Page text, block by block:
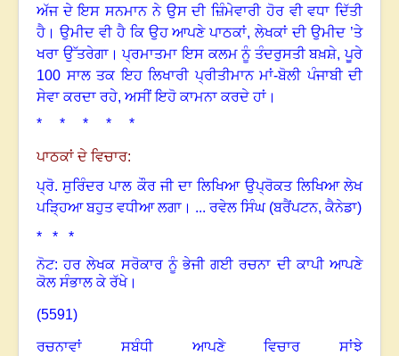
ਅੱਜ ਦੇ ਇਸ ਸਨਮਾਨ ਨੇ ਉਸ ਦੀ ਜ਼ਿੰਮੇਵਾਰੀ ਹੋਰ ਵੀ ਵਧਾ ਦਿੱਤੀ
ਹੈ । ਉਮੀਦ ਵੀ ਹੈ ਕਿ ਉਹ ਆਪਣੇ ਪਾਠਕਾਂ,ਲੇਖਕਾਂ ਦੀ ਉਮੀਦ ’ਤੇ
ਖਰਾ ਉੱਤਰੇਗਾ।ਪ੍ਰਮਾਤਮਾ ਇਸ ਕਲਮ ਨੂੰ ਤੰਦਰੁਸਤੀ ਬਖ਼ਸ਼ੇ,ਪੂਰੇ
100 ਸਾਲ ਤਕ ਇਹ ਲਿਖਾਰੀ ਪ੍ਰੀਤੀਮਾਨ ਮਾਂ-ਬੋਲੀ ਪੰਜਾਬੀ ਦੀ
ਸੇਵਾ ਕਰਦਾ ਰਹੇ, ਅਸੀਂ ਇਹੋ ਕਾਮਨਾ ਕਰਦੇ ਹਾਂ ।
* * * * *
ਪਾਠਕਾਂ ਦੇ ਵਿਚਾਰ:
ਪ੍ਰੋ. ਸੁਰਿੰਦਰ ਪਾਲ ਕੌਰ ਜੀ ਦਾ ਲਿਖਿਆ ਉਪ੍ਰੋਕਤ ਲਿਖਿਆ ਲੇਖ
ਪੜ੍ਹਿਆ ਬਹੁਤ ਵਧੀਆ ਲਗਾ। ... ਰਵੇਲ ਸਿੰਘ (ਬਰੈਂਪਟਨ, ਕੈਨੇਡਾ)
* * *
ਨੋਟ: ਹਰ ਲੇਖਕ ਸਰੋਕਾਰ ਨੂੰ ਭੇਜੀ ਗਈ ਰਚਨਾ ਦੀ ਕਾਪੀ ਆਪਣੇ
ਕੋਲ ਸੰਭਾਲ ਕੇ ਰੱਖੇ।
(5591)
ਰਚਨਾਵਾਂ ਸਬੰਧੀ ਆਪਣੇ ਵਿਚਾਰ ਸਾਂਝੇ